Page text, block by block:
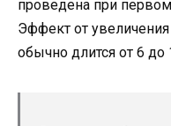
проведена при
Эффект от
обычно длится от 6 до